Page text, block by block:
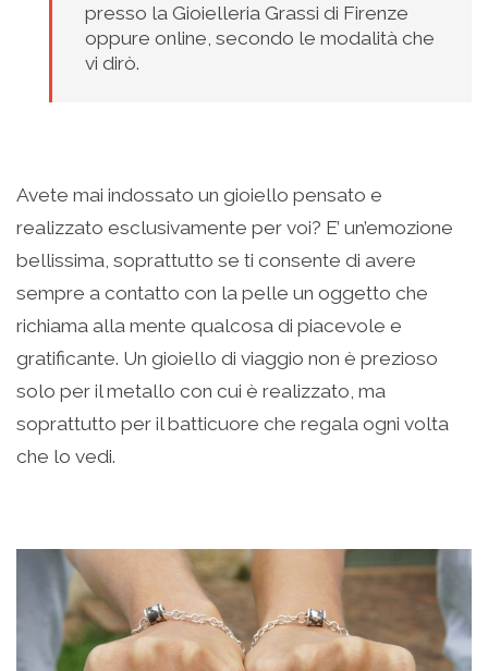
presso la Gioielleria Grassi di Firenze
oppure online, secondo le modalità che
vi dirò.
Avete mai indossato un gioiello pensato e
realizzato esclusivamente per voi? E’ un’emozione
bellissima, soprattutto se ti consente di avere
sempre a contatto con la pelle un oggetto che
richiama alla mente qualcosa di piacevole e
gratificante. Un gioiello di viaggio non è prezioso
solo per il metallo con cui è realizzato, ma
soprattutto per il batticuore che regala ogni volta
che lo vedi.